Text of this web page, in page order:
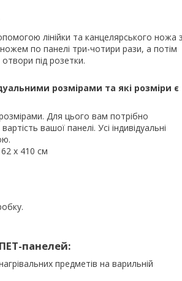
лінійки та канцелярського ножа з
по панелі три-чотири рази, а потім
під розетки.
розмірами та які розміри є
Для цього вам потрібно
вашої панелі. Усі індивідуальні
62 х 410 см
панелей:
предметів на варильній